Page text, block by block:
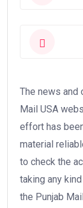
The news and
Mail USA
effort has
material
to check the
taking any
the Punjab